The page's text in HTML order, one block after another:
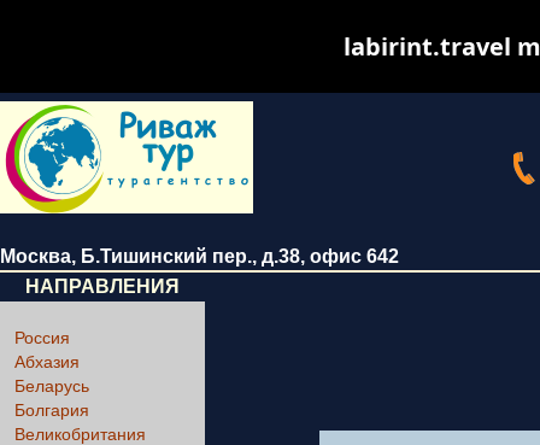
Москва, Б.Тишинский пер., д.38, офис 642
НАПРАВЛЕНИЯ
Россия
Абхазия
Беларусь
Болгария
Великобритания
labirint.travel